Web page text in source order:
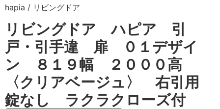
hapia / リビングドア
リビングドア ハピア 引
戸・引手違 扉 ０１デザイ
ン ８１９幅 ２０００高
〈クリアベージュ〉 右引用
錠なし ラクラクローズ付